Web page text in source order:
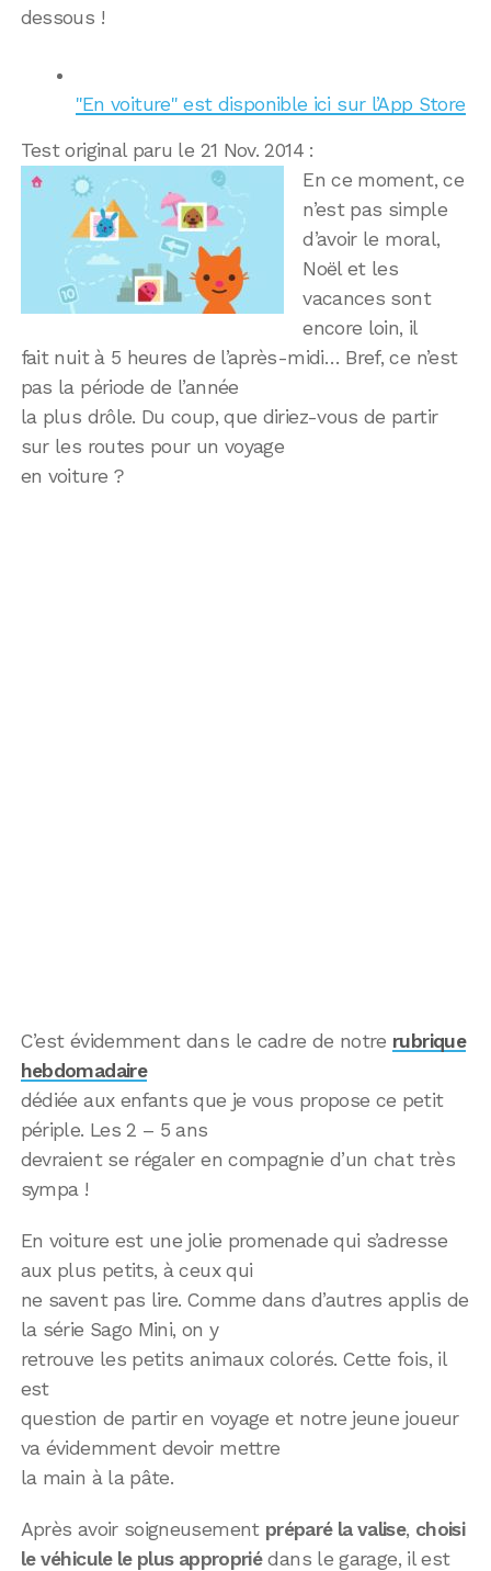
dessous !
"En voiture" est disponible ici sur l’App Store
Test original paru le 21 Nov. 2014 :
En ce moment, ce
n’est pas simple
d’avoir le moral,
Noël et les
vacances sont
encore loin, il
fait nuit à 5 heures de l’après-midi… Bref, ce n’est
pas la période de l’année
la plus drôle. Du coup, que diriez-vous de partir
sur les routes pour un voyage
en voiture ?
C’est évidemment dans le cadre de notre rubrique
hebdomadaire
dédiée aux enfants que je vous propose ce petit
périple. Les 2 – 5 ans
devraient se régaler en compagnie d’un chat très
sympa !
En voiture est une jolie promenade qui s’adresse
aux plus petits, à ceux qui
ne savent pas lire. Comme dans d’autres applis de
la série Sago Mini, on y
retrouve les petits animaux colorés. Cette fois, il
est
question de partir en voyage et notre jeune joueur
va évidemment devoir mettre
la main à la pâte.
Après avoir soigneusement préparé la valise, choisi
le véhicule le plus appropriédans le garage, il est